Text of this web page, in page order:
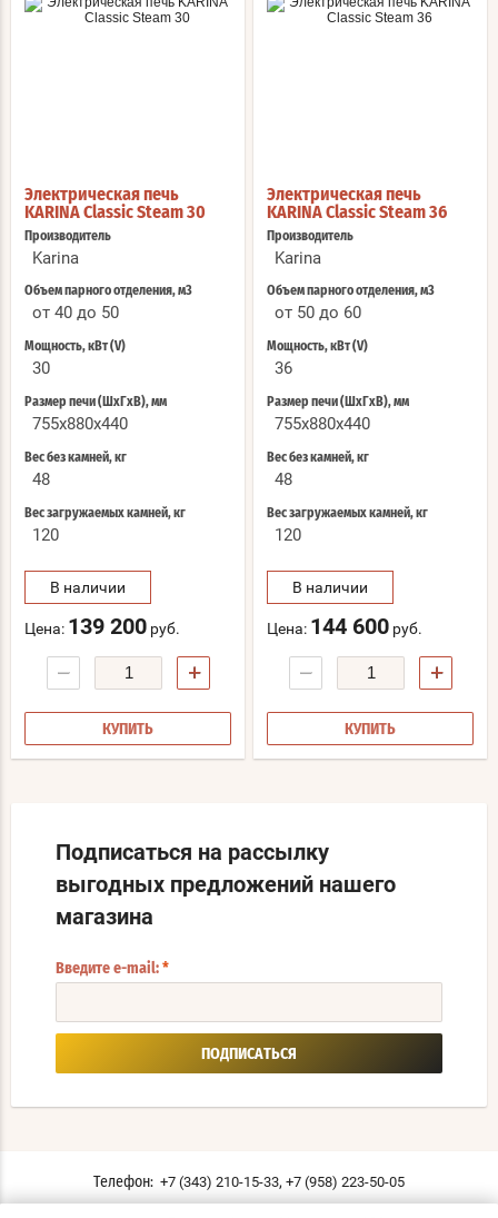
Электрическая печь
KARINA Classic Steam 30
Производитель
Karina
Объем парного отделения, м3
от 40 до 50
Мощность, кВт (V)
30
Размер печи (ШхГхВ), мм
755x880x440
Вес без камней, кг
48
Вес загружаемых камней, кг
120
В наличии
Цена: 139 200 руб.
− +
КУПИТЬ
Электрическая печь
KARINA Classic Steam 36
Производитель
Karina
Объем парного отделения, м3
от 50 до 60
Мощность, кВт (V)
36
Размер печи (ШхГхВ), мм
755x880x440
Вес без камней, кг
48
Вес загружаемых камней, кг
120
В наличии
Цена: 144 600 руб.
− +
КУПИТЬ
Подписаться на рассылку
выгодных предложений нашего
магазина
Введите e-mail: *
ПОДПИСАТЬСЯ
Телефон: +7 (343) 210-15-33, +7 (958) 223-50-05